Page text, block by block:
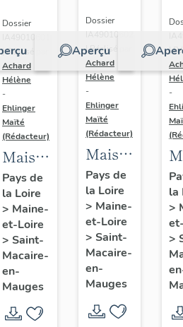
Dossier
IA49010601
| Réalisé par
Achard
Hélène
-
Ehlinger
Maïté
(Rédacteur)
Maison
de
l'industriel
Auguste
Repussard,
24 rue
d'
Anjou,
Saint-
Pays de
la Loire
> Maine-
et-Loire
> Saint-
Macaire-
en-
Mauges
Aperçu
Dossier
IA49010602
| Réalisé par
Achard
Hélène
-
Ehlinger
Maïté
(Rédacteur)
Maison
de
l'industriel
Yves
Repussard,20
rue d'
Anjou,
Saint-
Macaire-
Pays de
la Loire
> Maine-
et-Loire
> Saint-
Macaire-
en-
Mauges
|
-
la
>
>